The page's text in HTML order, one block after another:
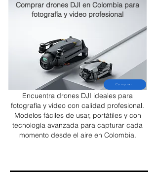
Comprar drones DJI en Colombia para
fotografía y video profesional
Encuentra drones DJI ideales para
fotografía y video con calidad profesional.
Modelos fáciles de usar, portátiles y con
tecnología avanzada para capturar cada
momento desde el aire en Colombia.
Comprar